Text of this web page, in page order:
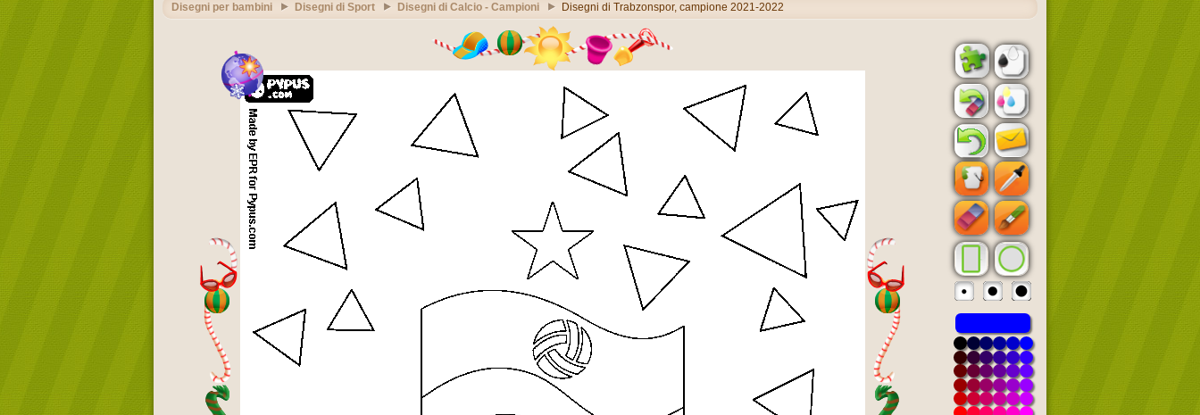
Disegni per bambini Disegni di Sport Disegni di Calcio - Campioni Disegni di Trabzonspor, campione 2021-2022